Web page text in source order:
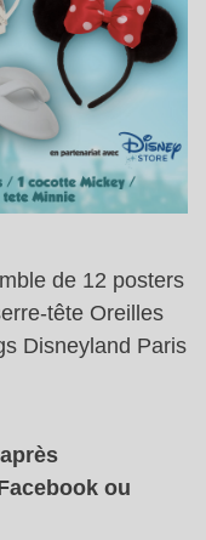
de 12 posters
tête Oreilles
Disneyland Paris
ou